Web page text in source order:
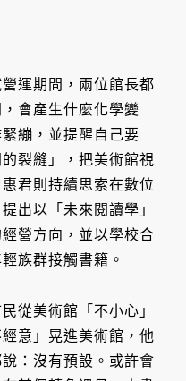
運期間，兩位館長都
會產生什麼化學變
繃，並提醒自己要
裂縫」，把美術館視
君則持續思索在數位
出以「未來閱讀學」
營方向，並以學校合
族群接觸書籍。
從美術館「不小心」
意」晃進美術館，他
：沒有預設。或許會